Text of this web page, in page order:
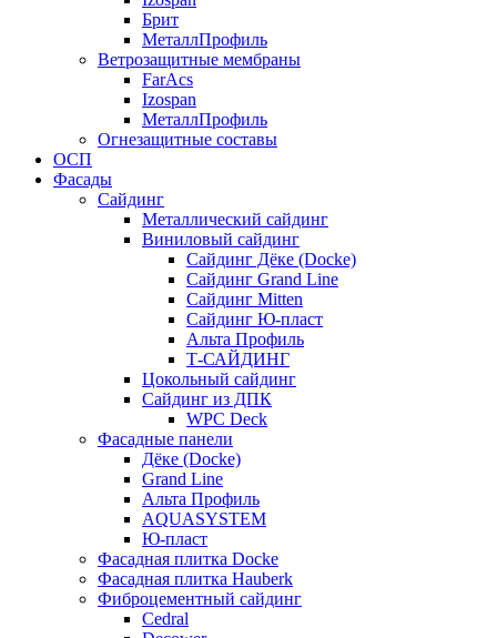
Брит
МеталлПрофиль
Ветрозащитные мембраны
FarAcs
Izospan
МеталлПрофиль
Огнезащитные составы
ОСП
Фасады
Сайдинг
Металлический сайдинг
Виниловый сайдинг
Сайдинг Дёке (Docke)
Сайдинг Grand Line
Сайдинг Mitten
Сайдинг Ю-пласт
Альта Профиль
Т-САЙДИНГ
Цокольный сайдинг
Сайдинг из ДПК
WPC Deck
Фасадные панели
Дёке (Docke)
Grand Line
Альта Профиль
AQUASYSTEM
Ю-пласт
Фасадная плитка Docke
Фасадная плитка Hauberk
Фиброцементный сайдинг
Cedral